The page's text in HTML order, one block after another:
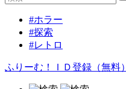
#ホラー
#探索
#レトロ
ふりーむ！ＩＤ登録（無料）